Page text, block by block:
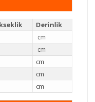
Derinlik
cm
cm
cm
cm
cm